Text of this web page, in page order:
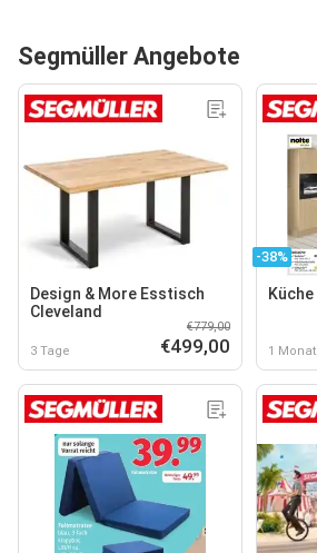
Segmüller Angebote
Design & More Esstisch
Cleveland
3 Tage
€779,00
€499,00
-38%
Küche
1 Monat